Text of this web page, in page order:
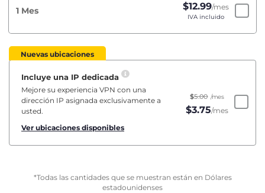
1 Mes $12.99/mes
IVA incluido
Nuevas ubicaciones
Incluye una IP dedicada
Mejore su experiencia VPN con una
dirección IP asignada exclusivamente a
usted.
Ver ubicaciones disponibles
$5.00 /mes
$3.75/mes
*Todas las cantidades que se muestran están en Dólares
estadounidenses